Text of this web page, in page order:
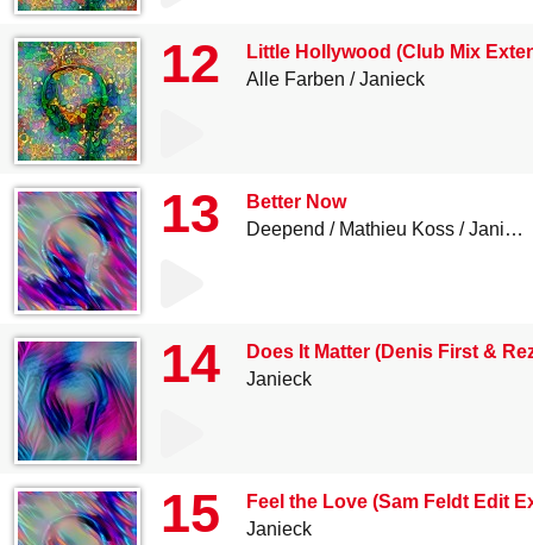
12
Little Hollywood (Club Mix
Alle Farben
Janieck
13
Better Now
Deepend
Mathieu Koss Janieck
14
Does It Matter (Denis First &
Janieck
15
Feel the Love (Sam Feldt Edit
Janieck